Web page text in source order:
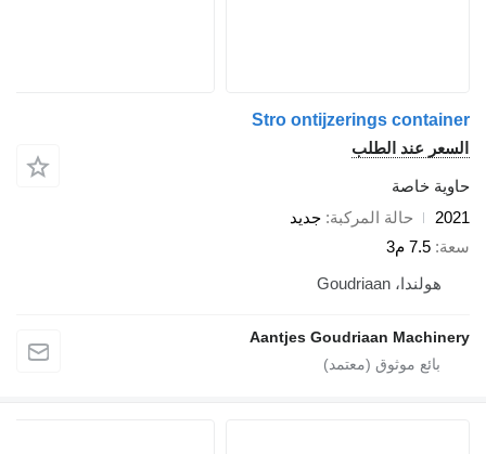
Stro ontijzerings container
السعر عند الطلب
حاوية خاصة
2021
حالة المركبة جديد
سعة 7.5 م3
هولندا، Goudriaan
Aantjes Goudriaan Machinery